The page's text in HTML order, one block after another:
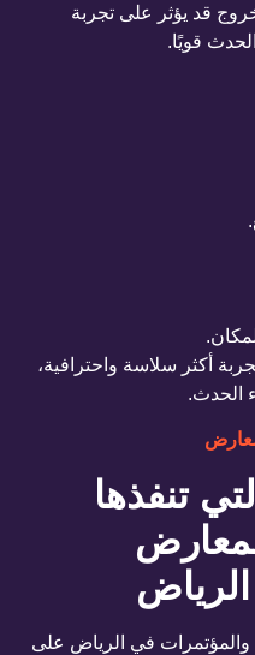
قد يؤثر على تجربة
قويًا.
أكثر سلاسة واحترافية،
الحدث.
تنفذها
في الرياض على